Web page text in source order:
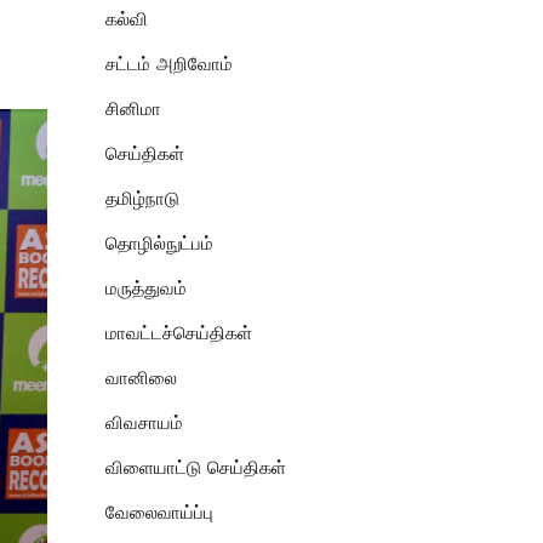
கல்வி
சட்டம் அறிவோம்
சினிமா
செய்திகள்
தமிழ்நாடு
தொழில்நுட்பம்
மருத்துவம்
மாவட்டச்செய்திகள்
வானிலை
விவசாயம்
விளையாட்டு செய்திகள்
வேலைவாய்ப்பு